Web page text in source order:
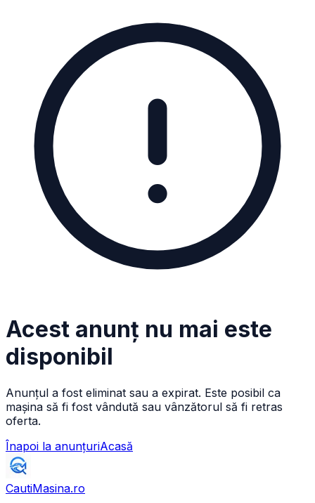
Acest anunț nu mai este
disponibil
Anunțul a fost eliminat sau a expirat. Este posibil ca
mașina să fi fost vândută sau vânzătorul să fi retras
oferta.
Înapoi la anunțuriAcasă
CautiMasina.ro